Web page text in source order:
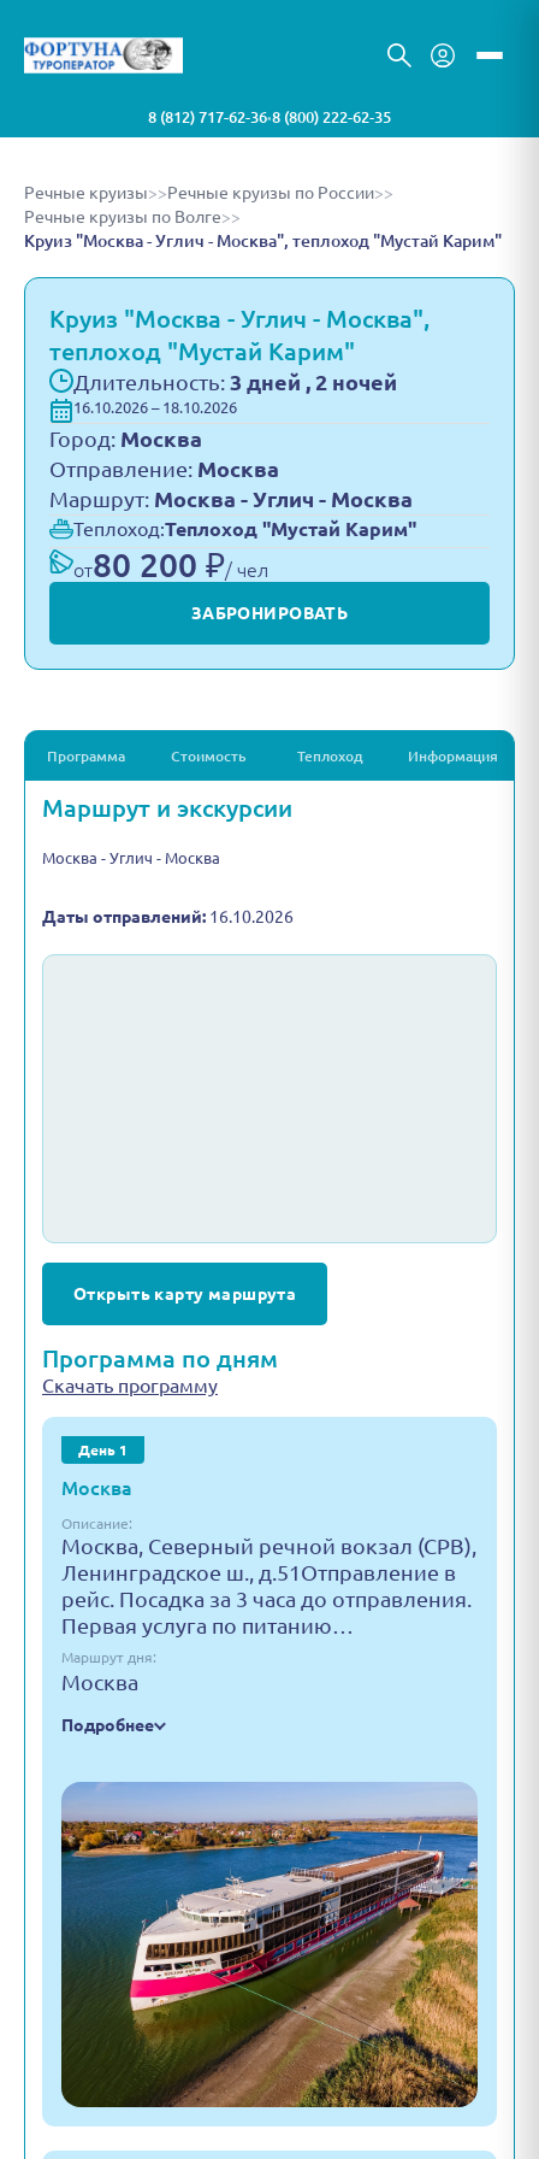
8 (812) 717-62-36•8 (800) 222-62-35
Речные круизы>>Речные круизы по России>>
Речные круизы по Волге>>
Круиз "Москва - Углич - Москва", теплоход "Мустай Карим"
Круиз "Москва - Углич - Москва",
теплоход "Мустай Карим"
Длительность: 3 дней , 2 ночей
16.10.2026 – 18.10.2026
Город: Москва
Отправление: Москва
Маршрут: Москва - Углич - Москва
Теплоход:Теплоход "Мустай Карим"
от80 200 ₽/ чел
ЗАБРОНИРОВАТЬ
Программа Стоимость Теплоход Информация
Маршрут и экскурсии
Москва - Углич - Москва
Даты отправлений: 16.10.2026
Открыть карту маршрута
Программа по дням
Скачать программу
День 1
Москва
Описание:
Москва, Северный речной вокзал (СРВ),
Ленинградское ш., д.51Отправление в
рейс. Посадка за 3 часа до отправления.
Первая услуга по питанию…
Маршрут дня:
Москва
Подробнее